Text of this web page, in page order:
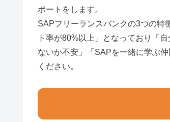
ポートをします。
SAPフリーランスバンクの3つの特
ト率が80%以上」となっており「
ないか不安」「SAPを一緒に学ぶ
ください。